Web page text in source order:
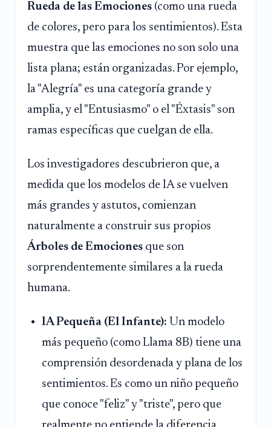
Rueda de las Emociones (como una rueda
de colores, pero para los sentimientos). Esta
muestra que las emociones no son solo una
lista plana; están organizadas. Por ejemplo,
la "Alegría" es una categoría grande y
amplia, y el "Entusiasmo" o el "Éxtasis" son
ramas específicas que cuelgan de ella.
Los investigadores descubrieron que, a
medida que los modelos de IA se vuelven
más grandes y astutos, comienzan
naturalmente a construir sus propios
Árboles de Emociones que son
sorprendentemente similares a la rueda
humana.
IA Pequeña (El Infante): Un modelo
más pequeño (como Llama 8B) tiene una
comprensión desordenada y plana de los
sentimientos. Es como un niño pequeño
que conoce "feliz" y "triste", pero que